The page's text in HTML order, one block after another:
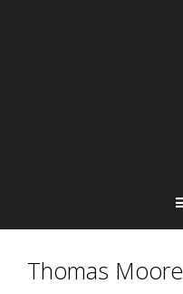
Thomas Moore